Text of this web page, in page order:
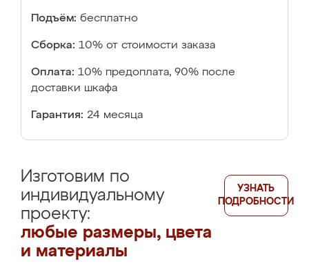
Подъём: бесплатно
Сборка: 10% от стоимости заказа
Оплата: 10% предоплата, 90% после
доставки шкафа
Гарантия: 24 месяца
Изготовим по
индивидуальному
проекту:
любые размеры, цвета
и материалы
УЗНАТЬ
ПОДРОБНОСТИ